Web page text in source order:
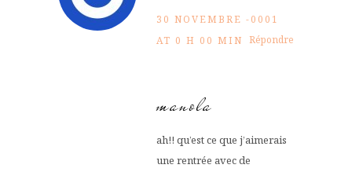
30 NOVEMBRE -0001
AT 0 H 00 MIN Répondre
manola
ah!! qu’est ce que j’aimerais
une rentrée avec de